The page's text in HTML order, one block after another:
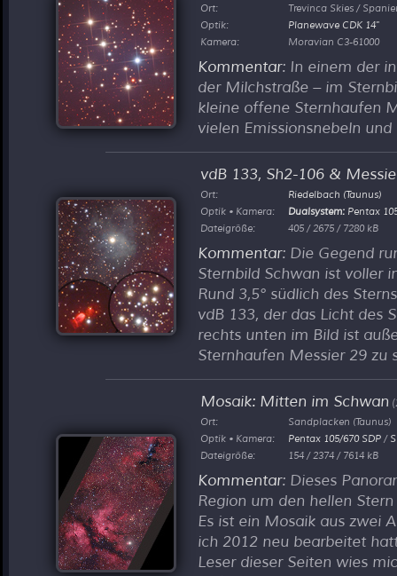
Ort:
Trevinca Skies /
Optik:
Planewave CDK 14"
Kamera:
Moravian C3-61000
Kommentar: In einem der
der Milchstraße – im
kleine offene Sternhaufen
vielen Emissionsnebeln
vdB 133, Sh2-106 &
Ort:
Riedelbach (Taunus)
Optik • Kamera:
Dualsystem: Pentax
Dateigröße:
405 / 2675 / 7280 kB
Kommentar: Die Gegend
Sternbild Schwan ist voller
Rund 3,5° südlich des
vdB 133, der das Licht des
rechts unten im Bild ist
Sternhaufen Messier 29 zu
Mosaik: Mitten im Schwan
Ort:
Sandplacken (Taunus)
Optik • Kamera:
Pentax 105/670 SDP /
Dateigröße:
154 / 2374 / 7614 kB
Kommentar: Dieses
Region um den hellen
Es ist ein Mosaik aus zwei
ich 2012 neu bearbeitet
Leser dieser Seiten wies